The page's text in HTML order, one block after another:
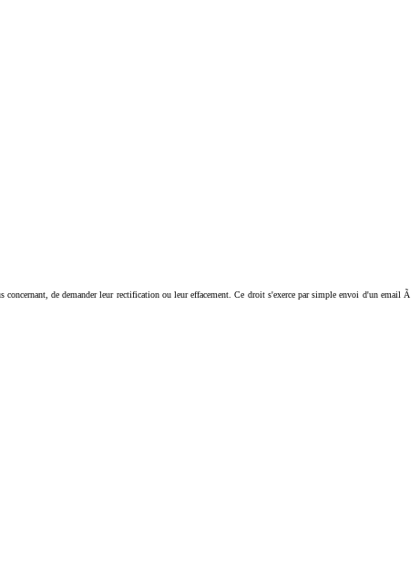
de demander leur rectification ou leur effacement. Ce droit s'exerce par simple envoi d'un email Ã